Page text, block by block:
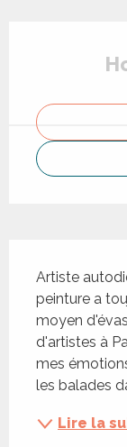
Artiste
peinture a
moyen
d'artistes à
mes
les balades
Lire la